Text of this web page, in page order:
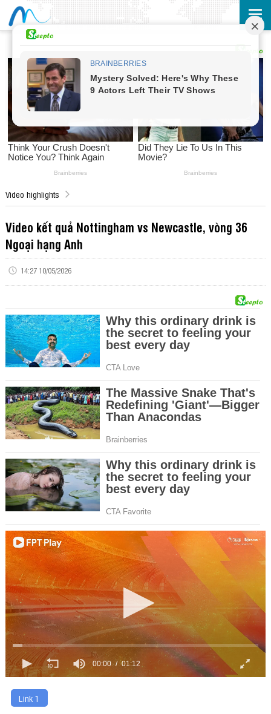
Video highlights
Video kết quả Nottingham vs Newcastle, vòng 36
Ngoại hạng Anh
14:27 10/05/2026
00:00 01:12
Link 1